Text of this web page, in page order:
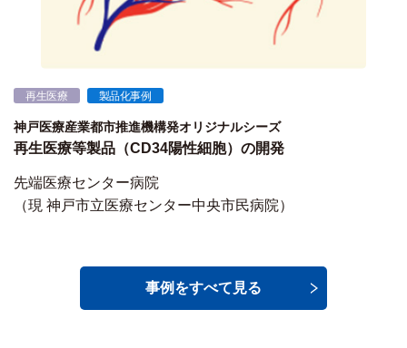
再生医療 製品化事例
神戸医療産業都市推進機構発オリジナルシーズ
再生医療等製品（CD34陽性細胞）の開発
先端医療センター病院
（現 神戸市立医療センター中央市民病院）
事例をすべて見る